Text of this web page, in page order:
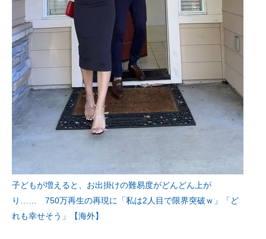
子どもが増えると、お出掛けの難易度がどんどん上が
り…… 750万再生の再現に「私は2人目で限界突破ｗ」「ど
れも幸せそう」【海外】